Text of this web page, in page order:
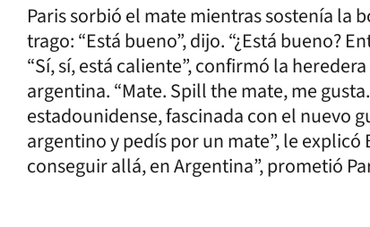
Paris sorbió el mate mientras sostenía la
trago: “Está bueno”, dijo. “¿Está bueno?
“Sí, sí, está caliente”, confirmó la
argentina. “Mate. Spill the mate, me
estadounidense, fascinada con el nuevo
argentino y pedís por un mate”, le explicó
conseguir allá, en Argentina”, prometió